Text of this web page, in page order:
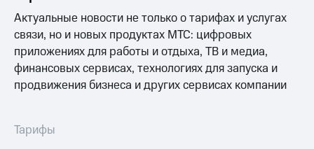
Актуальные новости не только о тарифах и услугах
связи, но и новых продуктах МТС: цифровых
приложениях для работы и отдыха, ТВ и медиа,
финансовых сервисах, технологиях для запуска и
продвижения бизнеса и других сервисах компании
Тарифы